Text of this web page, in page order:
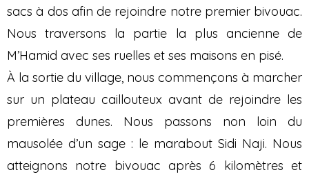
sacs à dos afin de rejoindre notre premier bivouac.
Nous traversons la partie la plus ancienne de
M’Hamid avec ses ruelles et ses maisons en pisé.
À la sortie du village, nous commençons à marcher
sur un plateau caillouteux avant de rejoindre les
premières dunes. Nous passons non loin du
mausolée d’un sage : le marabout Sidi Naji. Nous
atteignons notre bivouac après 6 kilomètres et